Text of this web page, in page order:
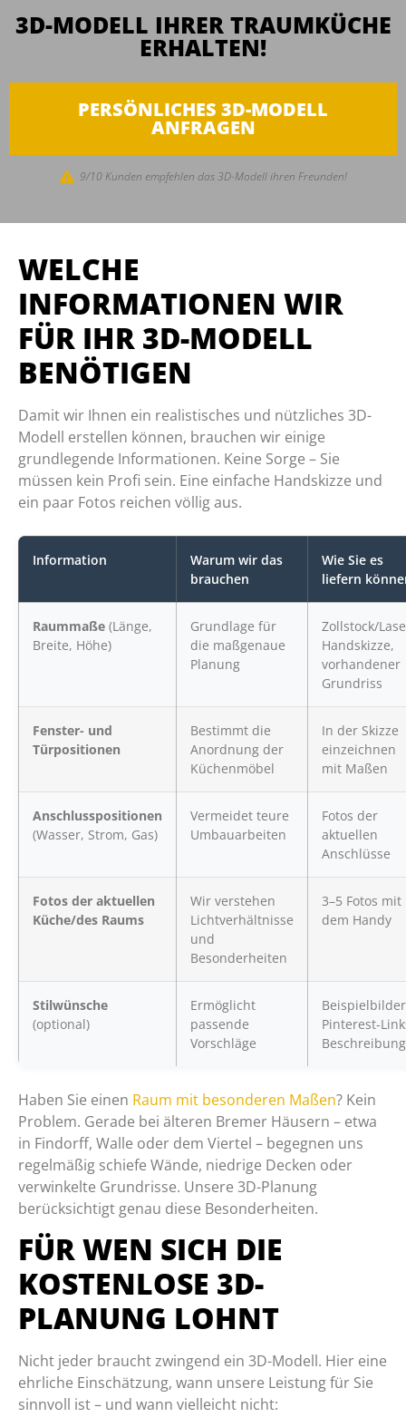
3D-MODELL IHRER TRAUMKÜCHE
ERHALTEN!
PERSÖNLICHES 3D-MODELL
ANFRAGEN
9/10 Kunden empfehlen das 3D-Modell ihren Freunden!
WELCHE
INFORMATIONEN WIR
FÜR IHR 3D-MODELL
BENÖTIGEN
Damit wir Ihnen ein realistisches und nützliches 3D-
Modell erstellen können, brauchen wir einige
grundlegende Informationen. Keine Sorge – Sie
müssen kein Profi sein. Eine einfache Handskizze und
ein paar Fotos reichen völlig aus.
Information
Warum wir das
brauchen
Wie Sie es
liefern
Raummaße (Länge,
Breite, Höhe)
Grundlage für
die maßgenaue
Planung
Zollstock/
Handskizze,
vorhandener
Grundriss
Fenster- und
Türpositionen
Bestimmt die
Anordnung der
Küchenmöbel
In der Skizze
einzeichnen
mit Maßen
Anschlusspositionen
(Wasser, Strom, Gas)
Vermeidet teure
Umbauarbeiten
Fotos der
aktuellen
Anschlüsse
Fotos der aktuellen
Küche/des Raums
Wir verstehen
Lichtverhältnisse
und
Besonderheiten
3–5 Fotos mit
dem Handy
Stilwünsche
(optional)
Ermöglicht
passende
Vorschläge
Pinterest-
Beschreibung
Haben Sie einen Raum mit besonderen Maßen? Kein
Problem. Gerade bei älteren Bremer Häusern – etwa
in Findorff, Walle oder dem Viertel – begegnen uns
regelmäßig schiefe Wände, niedrige Decken oder
verwinkelte Grundrisse. Unsere 3D-Planung
berücksichtigt genau diese Besonderheiten.
FÜR WEN SICH DIE
KOSTENLOSE 3D-
PLANUNG LOHNT
Nicht jeder braucht zwingend ein 3D-Modell. Hier eine
ehrliche Einschätzung, wann unsere Leistung für Sie
sinnvoll ist – und wann vielleicht nicht: